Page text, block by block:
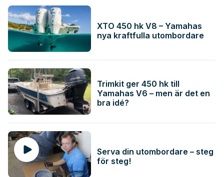
XTO 450 hk V8 – Yamahas
nya kraftfulla utombordare
Trimkit ger 450 hk till
Yamahas V6 – men är det en
bra idé?
Serva din utombordare – steg
för steg!